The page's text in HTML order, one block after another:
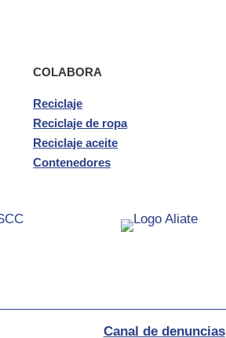
COLABORA
Reciclaje
Reciclaje de ropa
Reciclaje aceite
Contenedores
Canal de denuncias